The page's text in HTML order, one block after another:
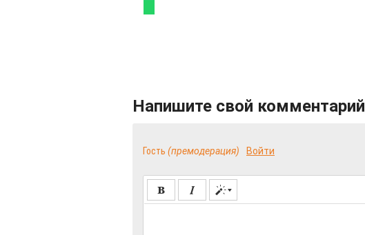
Напишите свой комментарий
Гость (премодерация) Войти